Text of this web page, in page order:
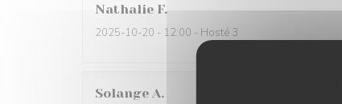
Nathalie F
2025-10-20 - 12:00 - Hosté 3
Solange A